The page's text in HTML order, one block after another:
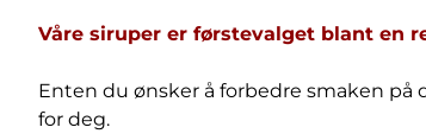
Våre siruper er førstevalget blant en
Enten du ønsker å forbedre smaken på
for deg.